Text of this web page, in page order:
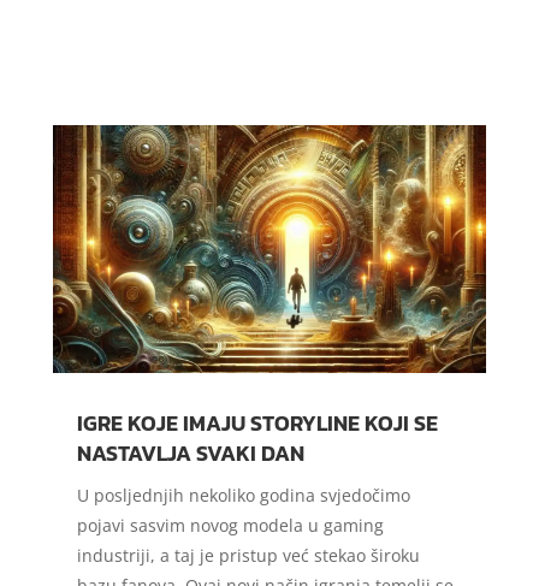
IGRE KOJE IMAJU STORYLINE KOJI SE
NASTAVLJA SVAKI DAN
U posljednjih nekoliko godina svjedočimo
pojavi sasvim novog modela u gaming
industriji, a taj je pristup već stekao široku